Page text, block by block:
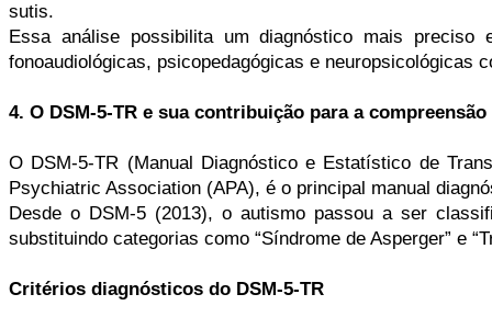
sutis.
Essa análise possibilita um diagnóstico mais preciso
fonoaudiológicas, psicopedagógicas e neuropsicológicas
4. O DSM-5-TR e sua contribuição para a
O DSM-5-TR (Manual Diagnóstico e Estatístico de
Psychiatric Association (APA), é o principal manual
Desde o DSM-5 (2013), o autismo passou a ser
substituindo categorias como “Síndrome de Asperger” e
Critérios diagnósticos do DSM-5-TR